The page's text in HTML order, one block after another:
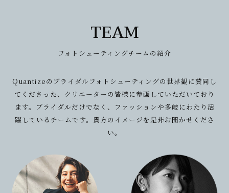
TEAM
フォトシューティングチームの紹介
Quantizeのブライダルフォトシューティングの世界観に賛同し
てくださった、
クリエーターの皆様に参画していただいており
ます。
ブライダルだけでなく、ファッションや多岐にわたり活
躍しているチームです。貴方のイメージを是非お聞かせくださ
い。